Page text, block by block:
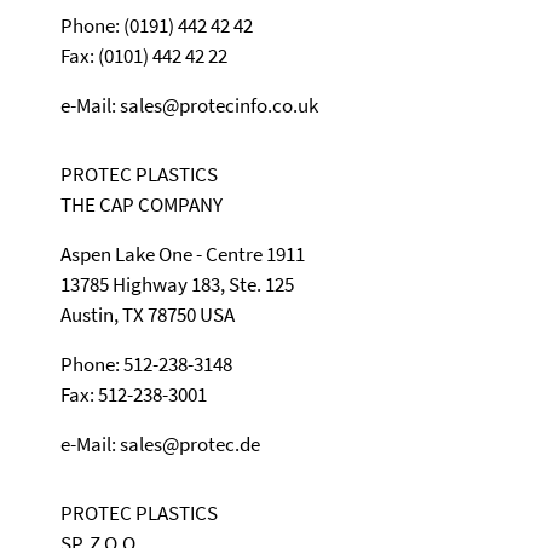
Phone: (0191) 442 42 42
Fax: (0101) 442 42 22
e-Mail: sales@protecinfo.co.uk
PROTEC PLASTICS
THE CAP COMPANY
Aspen Lake One - Centre 1911
13785 Highway 183, Ste. 125
Austin, TX 78750 USA
Phone: 512-238-3148
Fax: 512-238-3001
e-Mail: sales@protec.de
PROTEC PLASTICS